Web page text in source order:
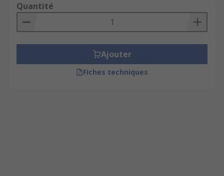
Quantité
Ajouter
Fiches techniques